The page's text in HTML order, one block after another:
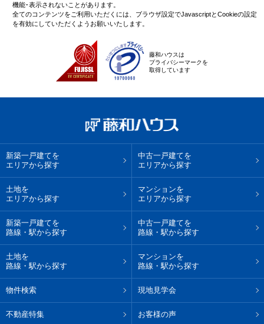
機能･表示されないことがあります。
全てのコンテンツをご利用いただくには、ブラウザ設定でJavascriptとCookieの設定
を有効にしていただくようお願いいたします。
藤和ハウスは
プライバシーマークを
取得しています
新築一戸建てを
エリアから探す
中古一戸建てを
エリアから探す
土地を
エリアから探す
マンションを
エリアから探す
新築一戸建てを
路線・駅から探す
中古一戸建てを
路線・駅から探す
土地を
路線・駅から探す
マンションを
路線・駅から探す
物件検索 現地見学会
不動産特集 お客様の声